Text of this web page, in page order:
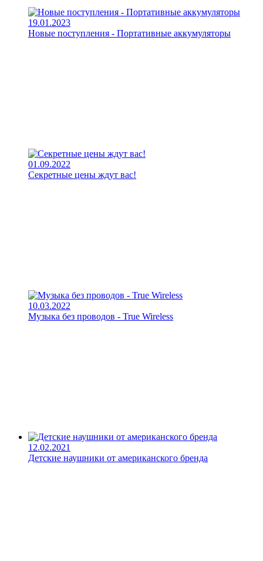
19.01.2023
Новые поступления - Портативные аккумуляторы
01.09.2022
Секретные цены ждут вас!
10.03.2022
Музыка без проводов - True Wireless
12.02.2021
Детские наушники от американского бренда